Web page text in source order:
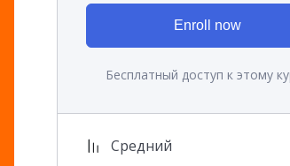
Enroll now
Бесплатный доступ к этому
Средний